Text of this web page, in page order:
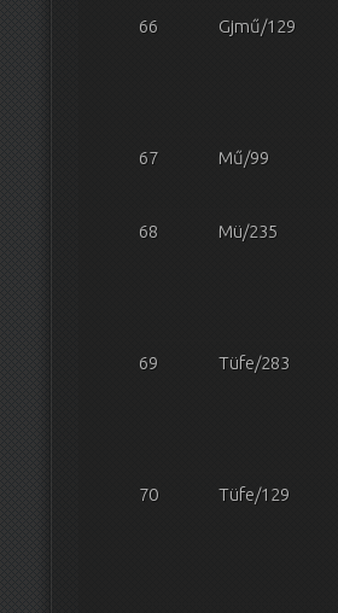
66 Gjmű/129
67 Mű/99
68 Mü/235
69 Tüfe/283
70 Tüfe/129